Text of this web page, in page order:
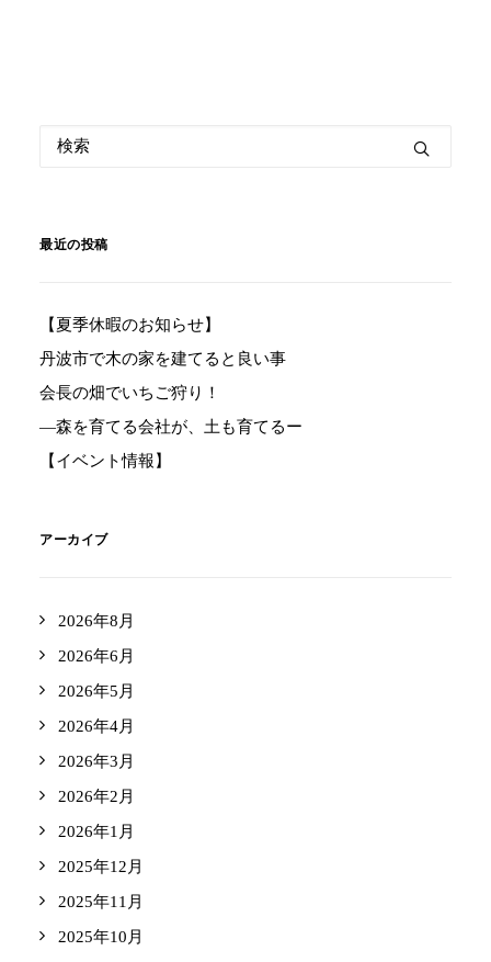
最近の投稿
【夏季休暇のお知らせ】
丹波市で木の家を建てると良い事
会長の畑でいちご狩り！
―森を育てる会社が、土も育てるー
【イベント情報】
アーカイブ
2026年8月
2026年6月
2026年5月
2026年4月
2026年3月
2026年2月
2026年1月
2025年12月
2025年11月
2025年10月